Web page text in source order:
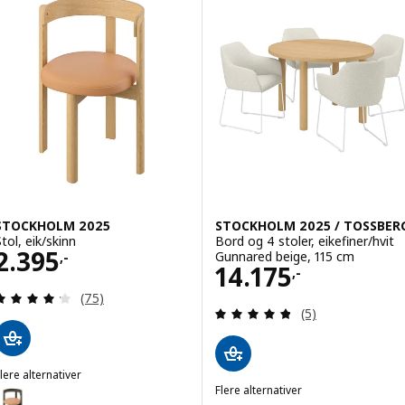
2025
eik/skinn
,-
2395,-
Gjennomgang: 4.2 av 5 stjerner. Samlede
(75)
alternativer
2025
STOCKHOLM 2025, Stol, mørk brun/skinn
STOCKHOLM 2025 /
Bord og 4 stoler, eikefiner/hvit
Gunnared beige, 115 cm
14.175,-
Pris 14175,-
Gjennomgang:
(5)
Flere alternativer